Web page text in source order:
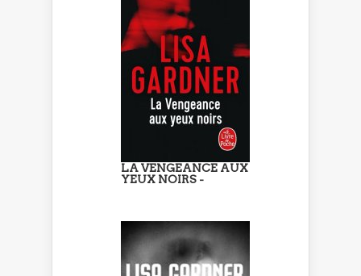
LA VENGEANCE AUX
YEUX NOIRS -